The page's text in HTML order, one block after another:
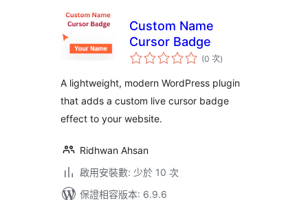
Custom Name
Cursor Badge
(0 次評
分
數
)
A lightweight, modern WordPress plugin
that adds a custom live cursor badge
effect to your website.
Ridhwan Ahsan
啟用安裝數: 少於 10 次
保證相容版本: 6.9.6